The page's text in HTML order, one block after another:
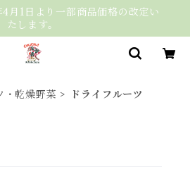
4月1日より一部商品価格の改定い
たします。
・乾燥野菜 ドライフルーツ